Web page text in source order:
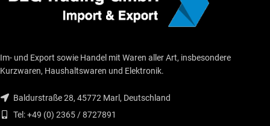
Im- und Export sowie Handel mit Waren aller Art, insbesondere
Kurzwaren, Haushaltswaren und Elektronik.
Baldurstraße 28, 45772 Marl, Deutschland
Tel: +49 (0) 2365 / 8727891